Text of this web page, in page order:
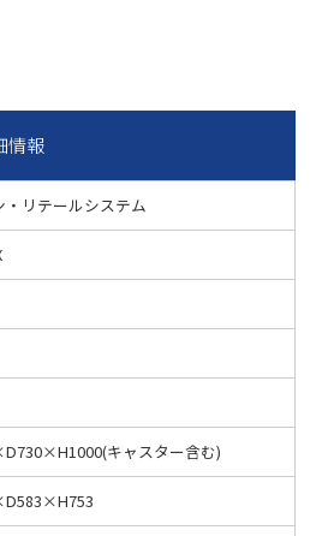
情報
・リテールシステム
キャスター含む)